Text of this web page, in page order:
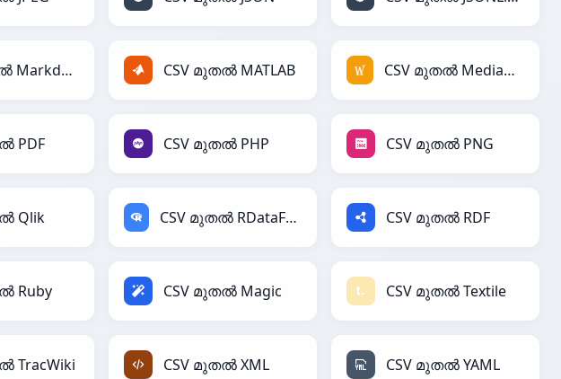
CSV മുതൽ Markdown CSV മുതൽ MATLAB CSV മുതൽ MediaWiki
PDF CSV മുതൽ PHP CSV മുതൽ PNG
Qlik CSV മുതൽ RDataFrame CSV മുതൽ RDF
Ruby CSV മുതൽ Magic CSV മുതൽ Textile
TracWiki CSV മുതൽ XML CSV മുതൽ YAML